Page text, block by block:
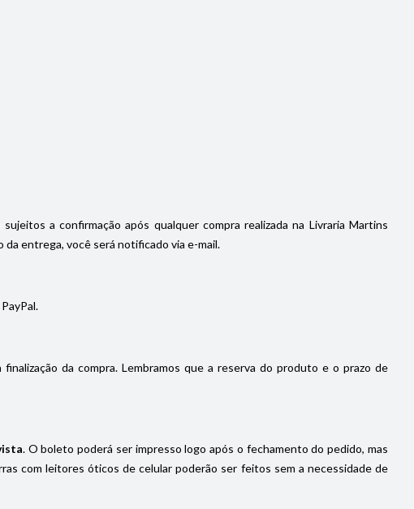
a confirmação após qualquer compra realizada na Livraria Martins
entrega, você será notificado via e-mail.
da compra. Lembramos que a reserva do produto e o prazo de
. O boleto poderá ser impresso logo após o fechamento do pedido, mas
com leitores óticos de celular poderão ser feitos sem a necessidade de